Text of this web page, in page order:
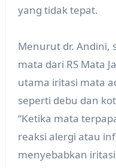
yang tidak tepat.
Menurut dr. Andini,
mata dari RS Mata
utama iritasi mata
seperti debu dan
“Ketika mata
reaksi alergi atau
menyebabkan